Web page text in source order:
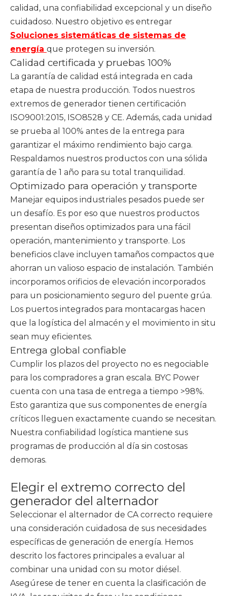
calidad, una confiabilidad excepcional y un diseño
cuidadoso. Nuestro objetivo es entregar
Soluciones sistemáticas de sistemas de
energía que protegen su inversión.
Calidad certificada y pruebas 100%
La garantía de calidad está integrada en cada
etapa de nuestra producción. Todos nuestros
extremos de generador tienen certificación
ISO9001:2015, ISO8528 y CE. Además, cada unidad
se prueba al 100% antes de la entrega para
garantizar el máximo rendimiento bajo carga.
Respaldamos nuestros productos con una sólida
garantía de 1 año para su total tranquilidad.
Optimizado para operación y transporte
Manejar equipos industriales pesados ​​puede ser
un desafío. Es por eso que nuestros productos
presentan diseños optimizados para una fácil
operación, mantenimiento y transporte. Los
beneficios clave incluyen tamaños compactos que
ahorran un valioso espacio de instalación. También
incorporamos orificios de elevación incorporados
para un posicionamiento seguro del puente grúa.
Los puertos integrados para montacargas hacen
que la logística del almacén y el movimiento in situ
sean muy eficientes.
Entrega global confiable
Cumplir los plazos del proyecto no es negociable
para los compradores a gran escala. BYC Power
cuenta con una tasa de entrega a tiempo >98%.
Esto garantiza que sus componentes de energía
críticos lleguen exactamente cuando se necesitan.
Nuestra confiabilidad logística mantiene sus
programas de producción al día sin costosas
demoras.
Elegir el extremo correcto del
generador del alternador
Seleccionar el alternador de CA correcto requiere
una consideración cuidadosa de sus necesidades
específicas de generación de energía. Hemos
descrito los factores principales a evaluar al
combinar una unidad con su motor diésel.
Asegúrese de tener en cuenta la clasificación de